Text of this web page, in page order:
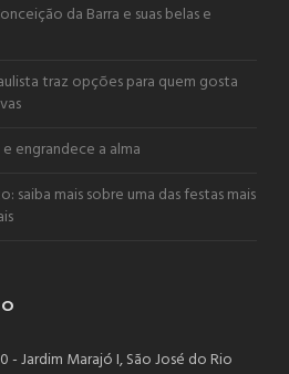
da Barra e suas belas e
traz opções para quem gosta
engrandece a alma
saiba mais sobre uma das festas mais
- Jardim Marajó I, São José do Rio